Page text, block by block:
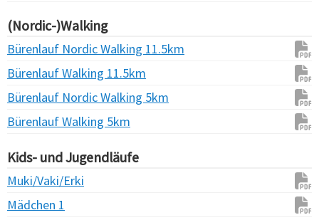
(Nordic-)Walking
Bürenlauf Nordic Walking 11.5km
Bürenlauf Walking 11.5km
Bürenlauf Nordic Walking 5km
Bürenlauf Walking 5km
Kids- und Jugendläufe
Muki/Vaki/Erki
Mädchen 1